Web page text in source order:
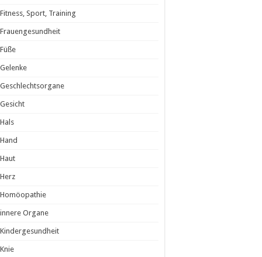
Fitness, Sport, Training
Frauengesundheit
Füße
Gelenke
Geschlechtsorgane
Gesicht
Hals
Hand
Haut
Herz
Homöopathie
innere Organe
Kindergesundheit
Knie